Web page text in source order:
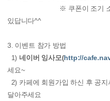
※ 쿠폰이 조기 소진되면
있답니다^^
3. 이벤트 참가 방법
1) 네이버 잉사모(http://
세요~
2) 카페에 회원가입 하신 후 공
달아주세요